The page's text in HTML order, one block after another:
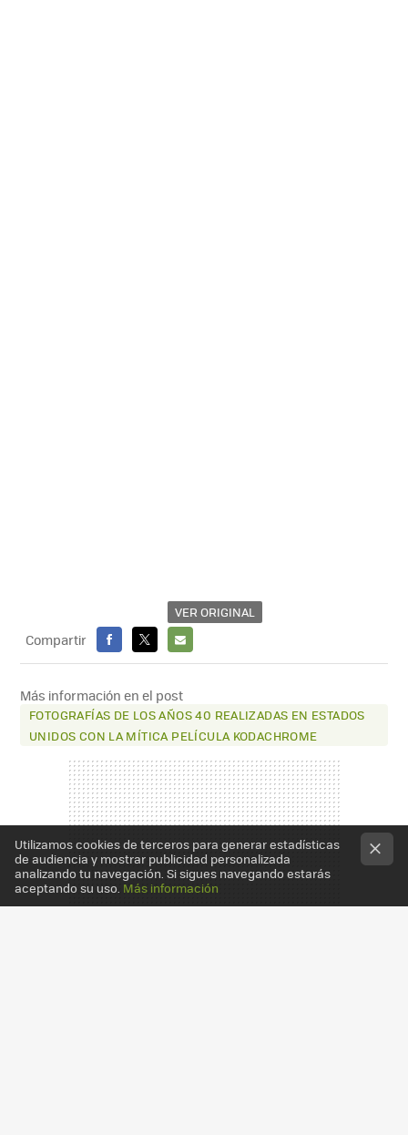
VER ORIGINAL
Compartir
FACEBOOK
X
E-
MAIL
Más información en el post
FOTOGRAFÍAS DE LOS AÑOS 40 REALIZADAS EN ESTADOS
UNIDOS CON LA MÍTICA PELÍCULA KODACHROME
Utilizamos cookies de terceros para generar estadísticas
de audiencia y mostrar publicidad personalizada
analizando tu navegación. Si sigues navegando estarás
aceptando su uso. Más información